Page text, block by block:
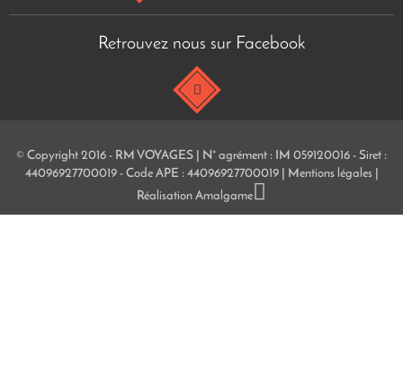
Retrouvez nous sur Facebook
© Copyright 2016 - RM VOYAGES | N° agrément : IM 059120016 - Siret :
44096927700019 - Code APE : 44096927700019 |
Mentions légales|
Réalisation Amalgame